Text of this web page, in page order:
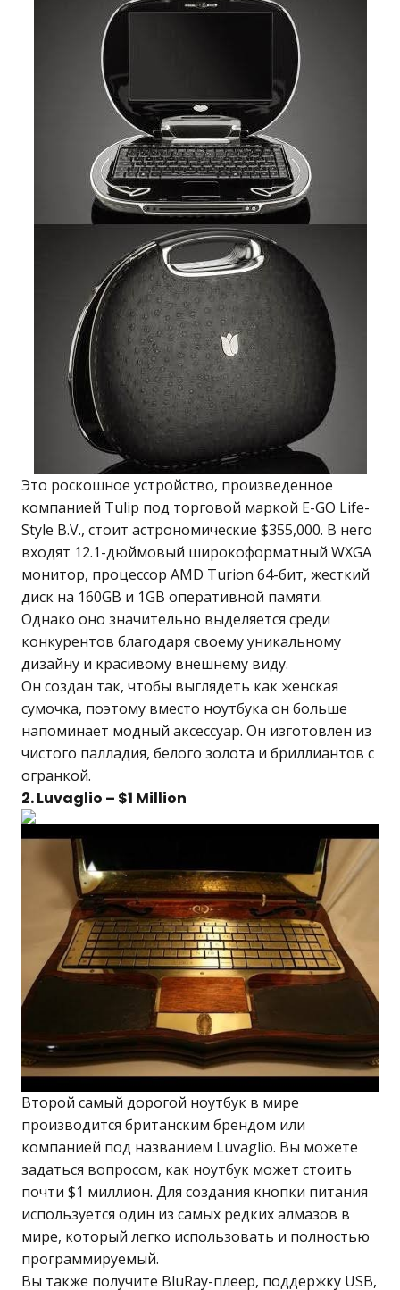
Это роскошное устройство, произведенное
компанией Tulip под торговой маркой E-GO Life-
Style B.V., стоит астрономические $355,000. В него
входят 12.1-дюймовый широкоформатный WXGA
монитор, процессор AMD Turion 64-бит, жесткий
диск на 160GB и 1GB оперативной памяти.
Однако оно значительно выделяется среди
конкурентов благодаря своему уникальному
дизайну и красивому внешнему виду.
Он создан так, чтобы выглядеть как женская
сумочка, поэтому вместо ноутбука он больше
напоминает модный аксессуар. Он изготовлен из
чистого палладия, белого золота и бриллиантов с
огранкой.
2. Luvaglio – $1 Million
Второй самый дорогой ноутбук в мире
производится британским брендом или
компанией под названием Luvaglio. Вы можете
задаться вопросом, как ноутбук может стоить
почти $1 миллион. Для создания кнопки питания
используется один из самых редких алмазов в
мире, который легко использовать и полностью
программируемый.
Вы также получите BluRay-плеер, поддержку USB,